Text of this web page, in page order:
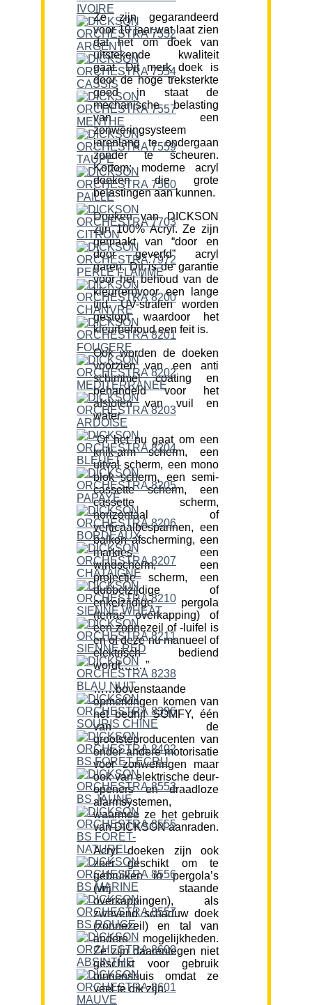
Ze zijn gegarandeerd
voor 10 jaar,wat laat zien
dat het om doek van
uitstekende kwaliteit
gaat. Dit merk doek is
door de hoge treksterkte
goed in staat de
mechanische belasting
van een
zonweringsysteem
jarenlang te ondergaan
zonder te scheuren.
Kortom; moderne acryl
doeken die grote
belastingen aan kunnen.
Doeken van DICKSON
zijn 100% Acryl. Ze zijn
gemaakt van “door en
door geverfd” acryl
garen. Dit is de garantie
voor het behoud van de
kleur(en)voor een lange
tijd. UV-stralen worden
gestopt waardoor het
kleurbehoud een feit is.
Ook worden de doeken
voorzien van een anti
schimmel coating en
behandeld voor het
afstoten van vuil en
water.
“Of het nu gaat om een
knik-arm scherm, een
uitval scherm, een mono
blok scherm, een semi-
cassette scherm, een
cassette scherm,
horizontaal of
verticaalbespannen, een
balkon afscherming, een
markies, een
windscherm, een
projectie scherm, een
dubbelzijdige of
enkelzijdige pergola
(terras overkapping) of
een zonnezeil of -luifel is
en of deze nu manueel of
elektrisch bediend
wordt…….”
……bovenstaande
opmerkingen komen van
het bedrijf SOMFY, één
van de
grootsteproducenten van
onder andere motorisatie
voor zonweringen maar
ook van elektrische deur-
openers en draadloze
alarmsystemen,
waarmee ze het gebruik
van DICKSON aanraden.
Acryl doeken zijn ook
zeer geschikt om te
gebruiken in pergola’s
(vrij staande
overkappingen), als
zwevend schaduw doek
(zonnezeil) en tal van
andere mogelijkheden.
Ze zijn daarentegen niet
geschikt voor gebruik
binnenshuis omdat ze
veel te dik zijn.